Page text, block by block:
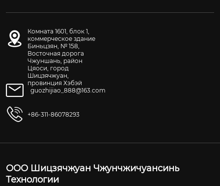
Комната 1601, блок 1,
коммерческое здание
Биньцзян, № 158,
Восточная дорога
Чжуншань, район
Цяоси, город
Шицзячжуан,
провинция Хэбэй
guozhijiao_888@163.com
+86-311-86078293
ООО Шицзячжуан Чжунчжичуансинь
Технологии